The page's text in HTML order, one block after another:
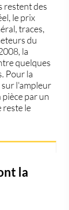
restent des
le prix
traces,
du
la
quelques
Pour la
l'ampleur
par un
reste le
la